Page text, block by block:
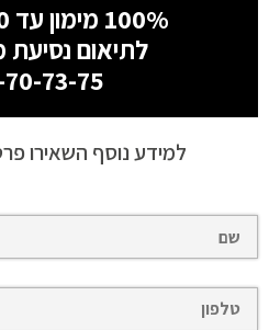
100% מימון עד 60 תשלומים!
לתיאום נסיעת
70-73-75
למידע נוסף השאירו